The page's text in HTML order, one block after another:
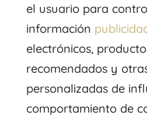
el usuario para
información
electrónicos,
recomendados y
personalizadas de
comportamiento de